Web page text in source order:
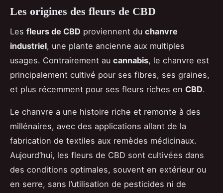
Les origines des fleurs de CBD
Les fleurs de CBD proviennent du chanvre
industriel, une plante ancienne aux multiples
usages. Contrairement au cannabis, le chanvre est
principalement cultivé pour ses fibres, ses graines,
et plus récemment pour ses fleurs riches en CBD.
Le chanvre a une histoire riche et remonte à des
millénaires, avec des applications allant de la
fabrication de textiles aux remèdes médicinaux.
Aujourd’hui, les fleurs de CBD sont cultivées dans
des conditions optimales, souvent en extérieur ou
en serre, sans l’utilisation de pesticides ni de